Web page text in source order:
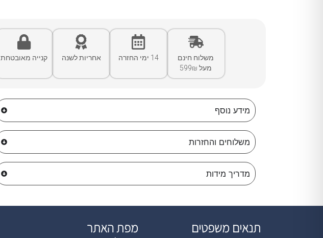
קנייה מאובטחת אחריות לשנה 14 ימי החזרה
משלוח חינם
מעל 599₪
מידע נוסף
משלוחים והחזרות
מדריך מידות
מפת האתר תנאים משפטים